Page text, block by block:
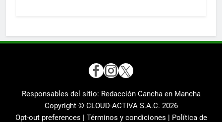
Responsables del sitio: Redacción Cancha en Mancha
Copyright © CLOUD-ACTIVA S.A.C. 2026
Opt-out preferences | Términos y condiciones | Política de